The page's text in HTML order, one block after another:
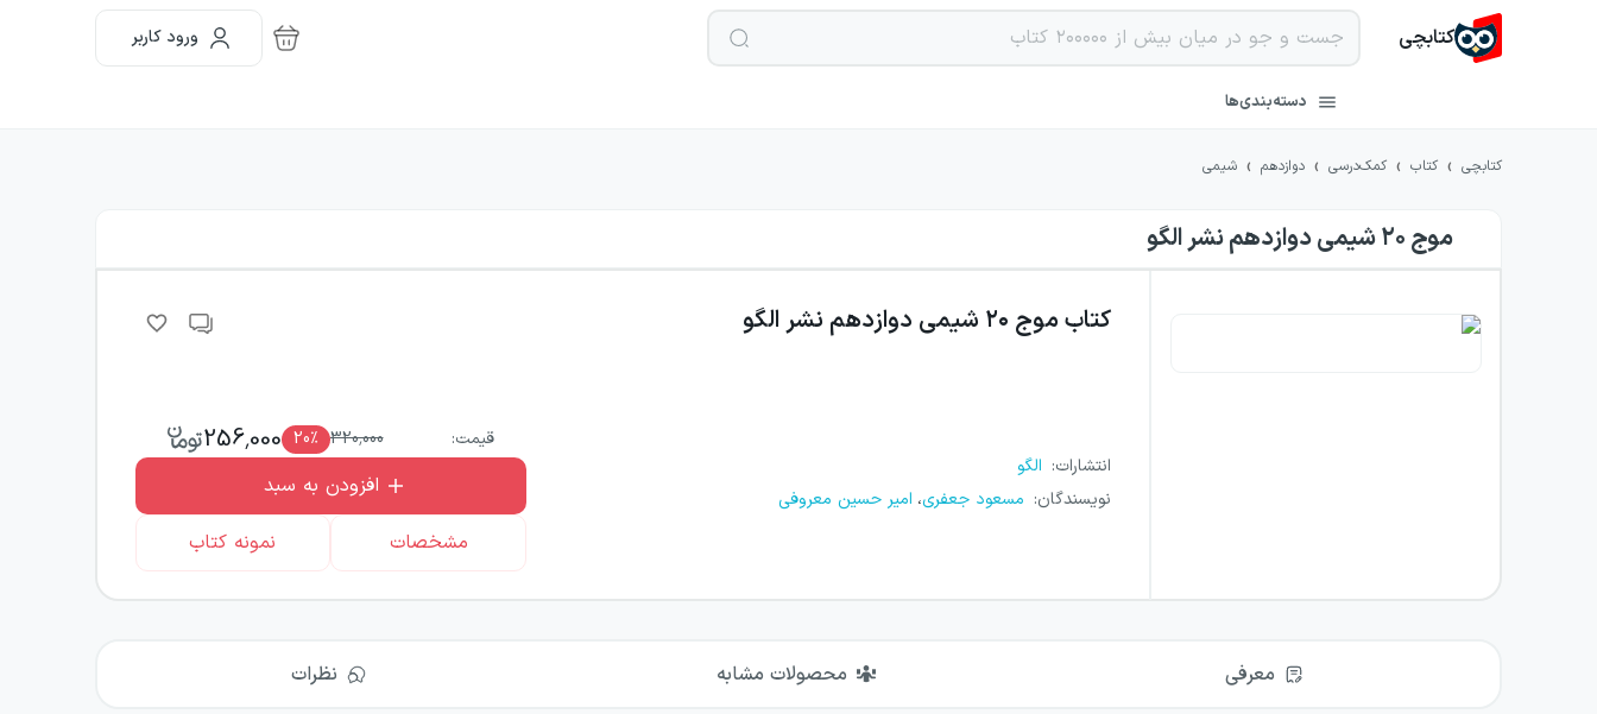
کتابچی ورود کاربر
دسته‌بندی‌ها
کتابچی › کتاب › کمک‌درسی › دوازدهم › شیمی
موج ۲۰ شیمی دوازدهم نشر الگو
کتاب موج ۲۰ شیمی دوازدهم نشر الگو
انتشارات: الگو
نویسندگان: مسعود جعفری، امیر حسین معروفی
قیمت: 320,000
20٪ 256,000
افزودن به سبد
مشخصات
نمونه کتاب
معرفی محصولات مشابه نظرات